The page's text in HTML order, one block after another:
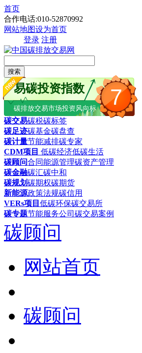
首页
合作电话:010-52870992
网站地图设为首页
登录 注册
搜索
7
易碳投资指数
碳排放交易市场投资风向标
碳交易碳税碳标签
碳足迹碳基金碳盘查
碳计量节能减排碳专家
CDM项目 低碳经济低碳生活
碳顾问合同能源管理碳资产管理
碳金融碳汇碳中和
碳规划碳期权碳期货
新能源政策法规碳信用
VERs项目 低碳环保碳交易所
碳专题节能服务公司 碳交易案例
碳顾问
网站首页
碳顾问